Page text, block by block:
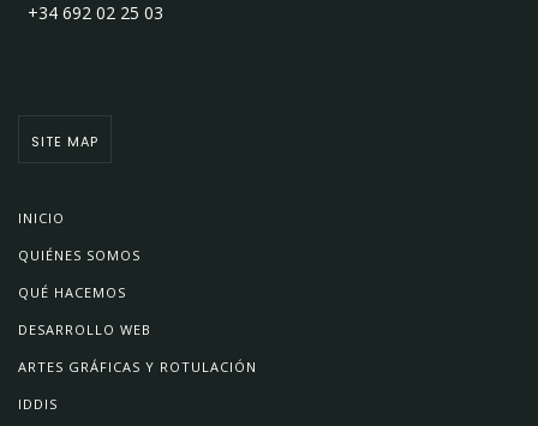
+34 692 02 25 03
SITE MAP
INICIO
QUIÉNES SOMOS
QUÉ HACEMOS
DESARROLLO WEB
ARTES GRÁFICAS Y ROTULACIÓN
IDDIS